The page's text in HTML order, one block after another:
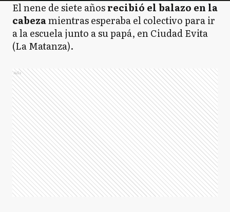
El nene de siete añosrecibió el balazo en la
cabezamientras esperaba el colectivo para ir
a la escuela junto a su papá, en Ciudad Evita
(La Matanza).
Ads